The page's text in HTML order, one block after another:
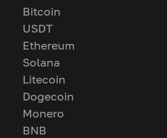
Bitcoin
USDT
Ethereum
Solana
Litecoin
Dogecoin
Monero
BNB